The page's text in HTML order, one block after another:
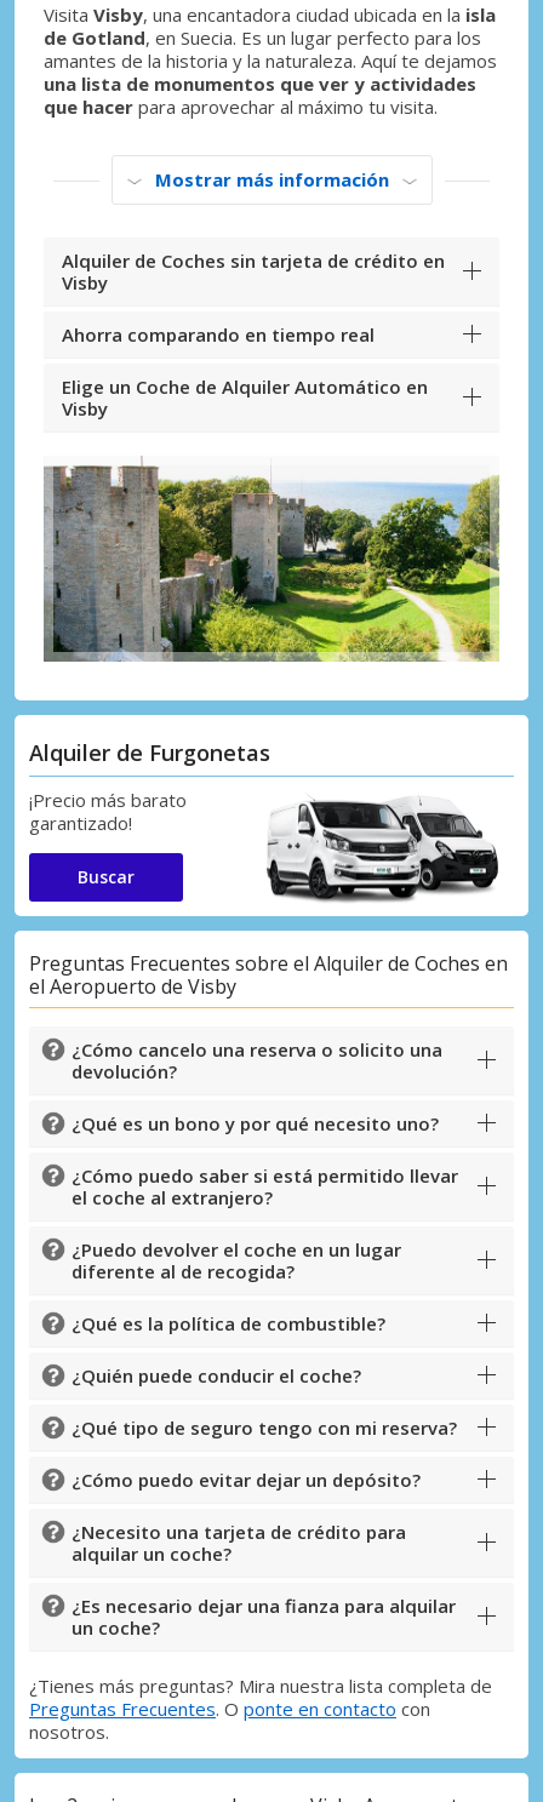
Visita Visby, una encantadora ciudad ubicada en la isla
de Gotland, en Suecia. Es un lugar perfecto para los
amantes de la historia y la naturaleza. Aquí te dejamos
una lista de monumentos que ver y actividades
que hacer para aprovechar al máximo tu visita.
Mostrar más información
Alquiler de Coches sin tarjeta de crédito en
Visby
Ahorra comparando en tiempo real
Elige un Coche de Alquiler Automático en
Visby
Alquiler de Furgonetas
¡Precio más barato
garantizado!
Buscar
Preguntas Frecuentes sobre el Alquiler de Coches en
el Aeropuerto de Visby
¿Cómo cancelo una reserva o solicito una
devolución?
¿Qué es un bono y por qué necesito uno?
¿Cómo puedo saber si está permitido llevar
el coche al extranjero?
¿Puedo devolver el coche en un lugar
diferente al de recogida?
¿Qué es la política de combustible?
¿Quién puede conducir el coche?
¿Qué tipo de seguro tengo con mi reserva?
¿Cómo puedo evitar dejar un depósito?
¿Necesito una tarjeta de crédito para
alquilar un coche?
¿Es necesario dejar una fianza para alquilar
un coche?
¿Tienes más preguntas? Mira nuestra lista completa de
Preguntas Frecuentes. O ponte en contacto con
nosotros.